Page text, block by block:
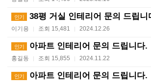
인기 38평 거실 인테리어 문의 드립니
이기용 | 조회 15,481 | 2024.12.26
인기 아파트 인테리어 문의 드립니다.
홍길동 | 조회 15,855 | 2024.11.22
인기 아파트 인테리어 문의 드립니다.